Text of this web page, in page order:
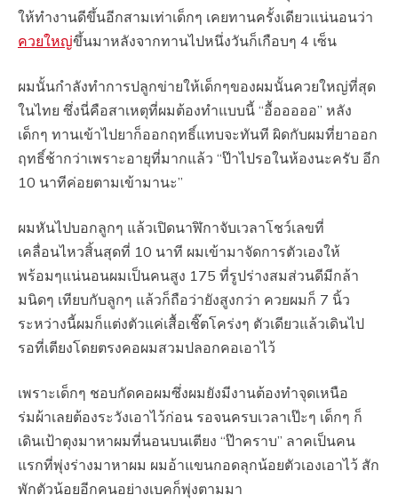
ให้ทำงานดีขึ้นอีกสามเท่าเด็กๆ เคยทานครั้งเดียวแน่นอนว่า
ควยใหญ่ขึ้นมาหลังจากทานไปหนึ่งวันก็เกือบๆ 4 เซ็น
ผมนั้นกำลังทำการปลูกข่ายให้เด็กๆของผมนั้นควยใหญ่ที่สุด
ในไทย ซึ่งนี่คือสาเหตุที่ผมต้องทำแบบนี้ “อื้อออออ” หลัง
เด็กๆ ทานเข้าไปยาก็ออกฤทธิ์แทบจะทันที ผิดกับผมที่ยาออก
ฤทธิ์ช้ากว่าเพราะอายุที่มากแล้ว “ป๊าไปรอในห้องนะครับ อีก
10 นาทีค่อยตามเข้ามานะ”
ผมหันไปบอกลูกๆ แล้วเปิดนาฬิกาจับเวลาโชว์เลขที่
เคลื่อนไหวสิ้นสุดที่ 10 นาที ผมเข้ามาจัดการตัวเองให้
พร้อมๆแน่นอนผมเป็นคนสูง 175 ที่รูปร่างสมส่วนดีมีกล้า
มนิดๆ เทียบกับลูกๆ แล้วก็ถือว่ายังสูงกว่า ควยผมก็ 7 นิ้ว
ระหว่างนี้ผมก็แต่งตัวแค่เสื้อเชิ๊ตโคร่งๆ ตัวเดียวแล้วเดินไป
รอที่เตียงโดยตรงคอผมสวมปลอกคอเอาไว้
เพราะเด็กๆ ชอบกัดคอผมซึ่งผมยังมีงานต้องทำจุดเหนือ
ร่มผ้าเลยต้องระวังเอาไว้ก่อน รอจนครบเวลาเป๊ะๆ เด็กๆ ก็
เดินเป้าตุงมาหาผมที่นอนบนเตียง “ป๊าคราบ” ลาคเป็นคน
แรกที่พุ่งร่างมาหาผม ผมอ้าแขนกอดลุกน้อยตัวเองเอาไว้ สัก
พักตัวน้อยอีกคนอย่างเบคก็พุ่งตามมา